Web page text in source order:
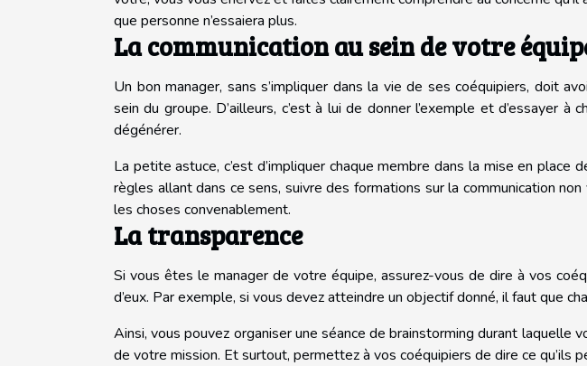
que personne n’essaiera plus.
La communication au sein de votre
Un bon manager, sans s’impliquer dans la vie de ses coéquipiers, doit
sein du groupe. D’ailleurs, c’est à lui de donner l’exemple et d’essayer à
dégénérer.
La petite astuce, c’est d’impliquer chaque membre dans la mise en place
règles allant dans ce sens, suivre des formations sur la communication
les choses convenablement.
La transparence
Si vous êtes le manager de votre équipe, assurez-vous de dire à vos
d’eux. Par exemple, si vous devez atteindre un objectif donné, il faut que
Ainsi, vous pouvez organiser une séance de brainstorming durant laquelle
de votre mission. Et surtout, permettez à vos coéquipiers de dire ce qu’ils